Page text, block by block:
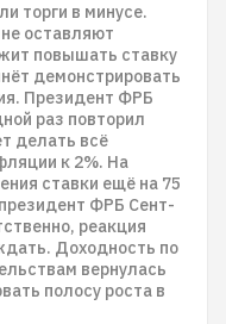
торги в минусе.
оставляют
повышать ставку
демонстрировать
Президент ФРБ
раз повторил
делать всё
к 2%. На
ставки ещё на 75
ФРБ Сент-
реакция
Доходность по
вернулась
полосу роста в